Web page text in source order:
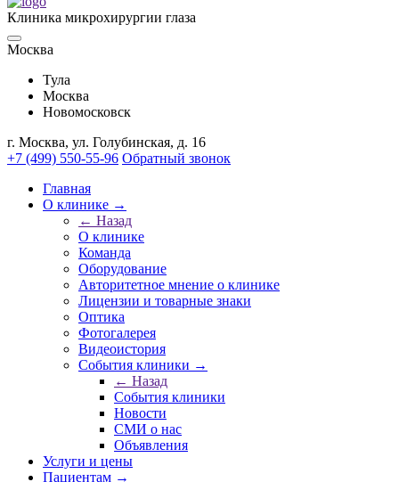
Клиника микрохирургии глаза
Москва
Тулa
Москва
Новомосковск
г. Москва, ул. Голубинская, д. 16
+7 (499) 550-55-96 Обратный звонок
Главная
О клинике →
← Назад
О клинике
Команда
Оборудование
Авторитетное мнение о клинике
Лицензии и товарные знаки
Оптика
Фотогалерея
Видеоистория
События клиники →
← Назад
События клиники
Новости
СМИ о нас
Объявления
Услуги и цены
Пациентам →